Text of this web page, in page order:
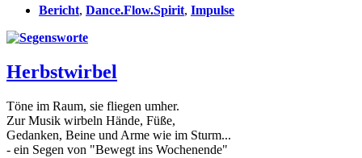
eine
evangelischer
Bericht, Dance.Flow.Spirit, Impulse
Herbstwirbel
Töne im Raum, sie fliegen umher.
Zur Musik wirbeln Hände, Füße,
Gedanken, Beine und Arme wie im Sturm...
- ein Segen von "Bewegt ins Wochenende"